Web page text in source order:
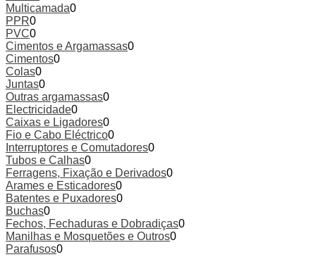
Multicamada0
PPR0
PVC0
Cimentos e Argamassas0
Cimentos0
Colas0
Juntas0
Outras argamassas0
Electricidade0
Caixas e Ligadores0
Fio e Cabo Eléctrico0
Interruptores e Comutadores0
Tubos e Calhas0
Ferragens, Fixação e Derivados0
Arames e Esticadores0
Batentes e Puxadores0
Buchas0
Fechos, Fechaduras e Dobradiças0
Manilhas e Mosquetões e Outros0
Parafusos0